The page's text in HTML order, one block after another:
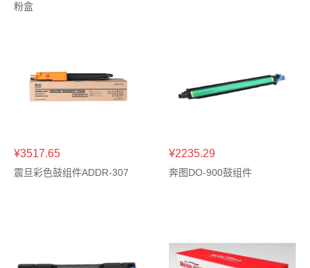
粉盒
¥3517.65
震旦彩色鼓组件ADDR-307
¥2235.29
奔图DO-900鼓组件